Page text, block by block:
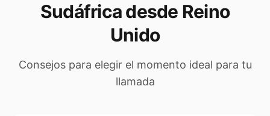
Sudáfrica desde Reino
Unido
Consejos para elegir el momento ideal para tu
llamada